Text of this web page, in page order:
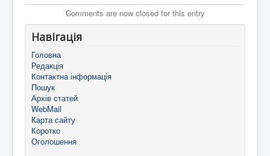
Comments are now closed for this entry
Навігація
Головна
Редакція
Контактна інформація
Пошук
Архів статей
WebMail
Карта сайту
Коротко
Оголошення